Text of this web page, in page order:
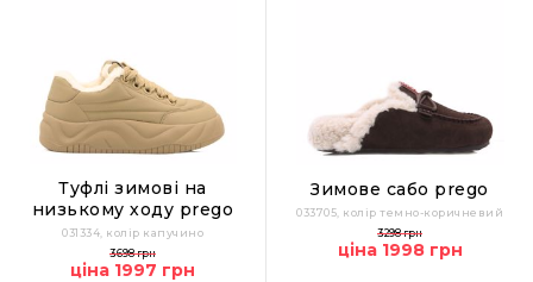
Туфлі зимові на
низькому ходу prego
031334, колір капучино
3698 грн
ціна 1997 грн
Зимове сабо prego
033705, колір темно-коричневий
3298 грн
ціна 1998 грн